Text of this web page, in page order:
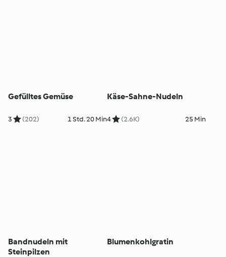
Gefülltes Gemüse
3 (202) 1 Std. 20 Min
Käse-Sahne-Nudeln
4 (2.6K) 25 Min
Bandnudeln mit
Steinpilzen
Blumenkohlgratin